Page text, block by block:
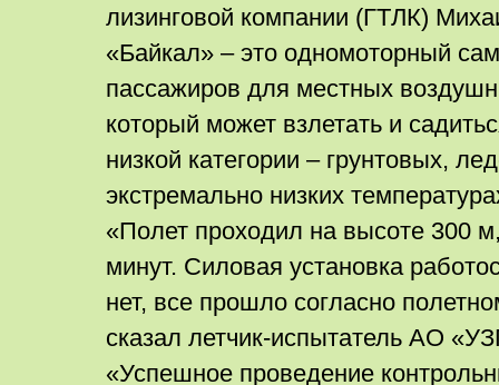
лизинговой компании (ГТЛК)
«Байкал» – это одномоторный
пассажиров для местных
который может взлетать и
низкой категории – грунтовых,
экстремально низких
«Полет проходил на высоте 300
минут. Силовая установка
нет, все прошло согласно
сказал летчик-испытатель АО
«Успешное проведение